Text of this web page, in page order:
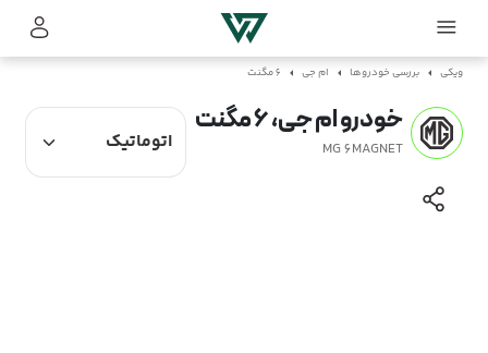
ویکی بررسی خودروها ام جی 6 مگنت
خودرو ام جی، 6 مگنت
MG 6MAGNET